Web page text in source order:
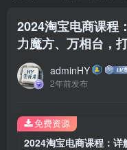
2024淘宝电商课程
力魔方、万相台，
adminHY
2年前发布
免费资源